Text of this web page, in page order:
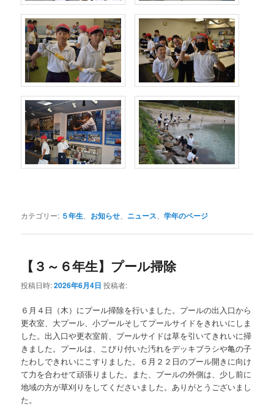
カテゴリー: ５年生 お知らせ ニュース 、学年のページ
【３～６年生】プール掃除
投稿日時:2026年6月4日 投稿者:
６月４日（木）にプール掃除を行いました。プールの出入口から
更衣室、大プール、小プールそしてプールサイドをきれいにしま
した。出入口や更衣室前、プールサイドは草を引いてきれいに掃
きました。プールは、こびり付いた汚れをデッキブラシや亀の子
たわしできれいにこすりました。６月２２日のプール開きに向け
て力を合わせて頑張りました。また、プールの外側は、少し前に
地域の方が草刈りをしてくださいました。ありがとうございまし
た。